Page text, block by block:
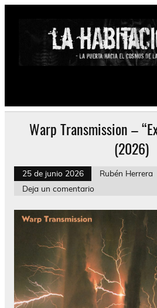
Saltar
Psychedelic, Stoner, Doom,
Warp Transmission –
(2026)
25 de junio 2026
Rubén Herrera
Deja un comentario